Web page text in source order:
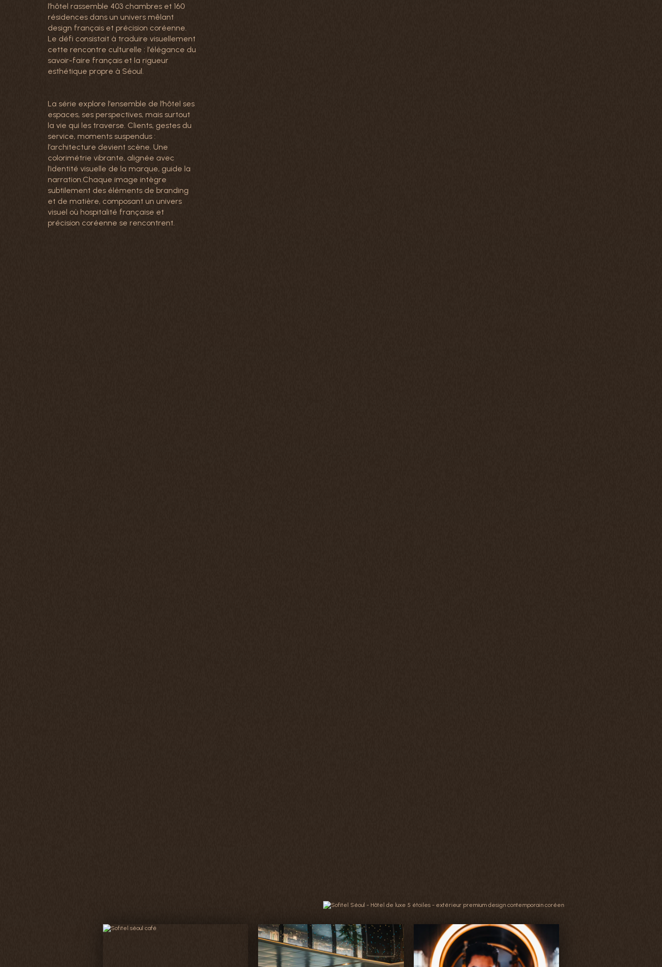
l’hôtel rassemble 403 chambres et 160
résidences dans un univers mêlant
design français et précision coréenne.
Le défi consistait à traduire visuellement
cette rencontre culturelle : l’élégance du
savoir-faire français et la rigueur
esthétique propre à Séoul.
La série explore l’ensemble de l’hôtel ses
espaces, ses perspectives, mais surtout
la vie qui les traverse. Clients, gestes du
service, moments suspendus :
l’architecture devient scène. Une
colorimétrie vibrante, alignée avec
l’identité visuelle de la marque, guide la
narration.Chaque image intègre
subtilement des éléments de branding
et de matière, composant un univers
visuel où hospitalité française et
précision coréenne se rencontrent.